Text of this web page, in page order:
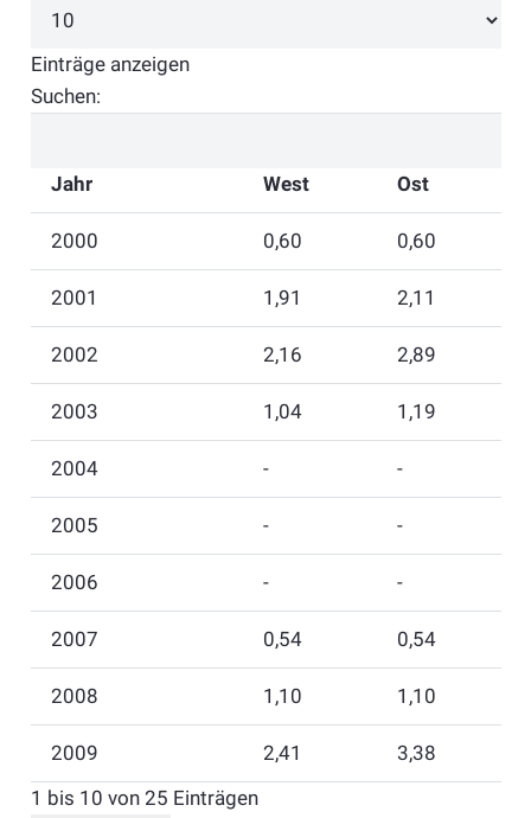
Einträge anzeigen
Suchen:
Jahr West Ost
2000 0,60 0,60
2001 1,91 2,11
2002 2,16 2,89
2003 1,04 1,19
2004 - -
2005 - -
2006 - -
2007 0,54 0,54
2008 1,10 1,10
2009 2,41
3,38
1 bis 10 von 25 Einträgen